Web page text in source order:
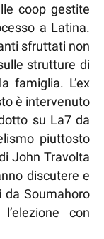
coop gestite
a Latina.
sfruttati non
strutture di
famiglia. L’ex
è intervenuto
su La7 da
piuttosto
John Travolta
discutere e
da Soumahoro
con